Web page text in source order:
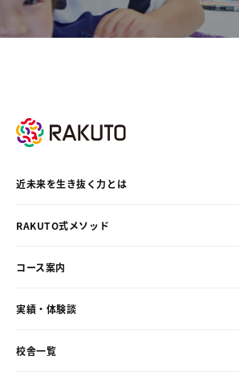
近未来を生き抜く力とは
RAKUTO式メソッド
コース案内
実績・体験談
校舎一覧